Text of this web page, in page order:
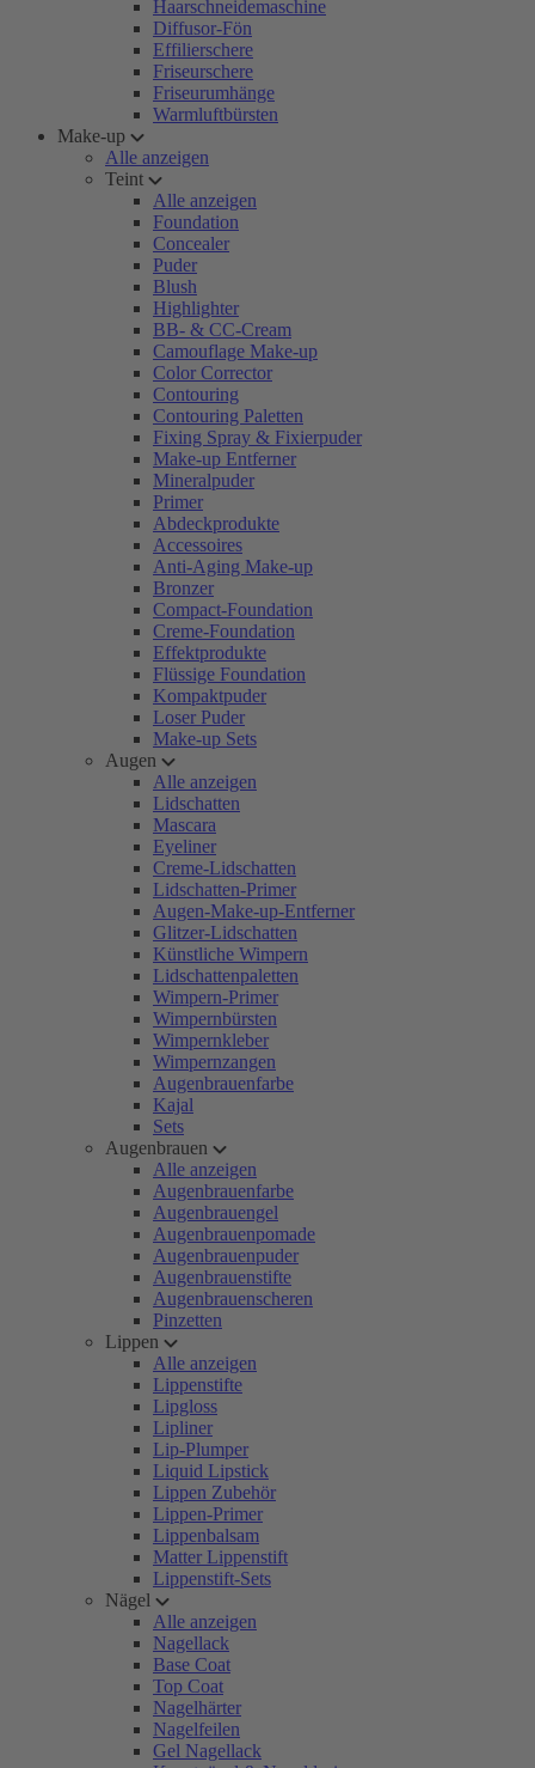
Haarschneidemaschine
Diffusor-Fön
Effilierschere
Friseurschere
Friseurumhänge
Warmluftbürsten
Make-up
Alle anzeigen
Teint
Alle anzeigen
Foundation
Concealer
Puder
Blush
Highlighter
BB- & CC-Cream
Camouflage Make-up
Color Corrector
Contouring
Contouring Paletten
Fixing Spray & Fixierpuder
Make-up Entferner
Mineralpuder
Primer
Abdeckprodukte
Accessoires
Anti-Aging Make-up
Bronzer
Compact-Foundation
Creme-Foundation
Effektprodukte
Flüssige Foundation
Kompaktpuder
Loser Puder
Make-up Sets
Augen
Alle anzeigen
Lidschatten
Mascara
Eyeliner
Creme-Lidschatten
Lidschatten-Primer
Augen-Make-up-Entferner
Glitzer-Lidschatten
Künstliche Wimpern
Lidschattenpaletten
Wimpern-Primer
Wimpernbürsten
Wimpernkleber
Wimpernzangen
Augenbrauenfarbe
Kajal
Sets
Augenbrauen
Alle anzeigen
Augenbrauenfarbe
Augenbrauengel
Augenbrauenpomade
Augenbrauenpuder
Augenbrauenstifte
Augenbrauenscheren
Pinzetten
Lippen
Alle anzeigen
Lippenstifte
Lipgloss
Lipliner
Lip-Plumper
Liquid Lipstick
Lippen Zubehör
Lippen-Primer
Lippenbalsam
Matter Lippenstift
Lippenstift-Sets
Nägel
Alle anzeigen
Nagellack
Base Coat
Top Coat
Nagelhärter
Nagelfeilen
Gel Nagellack